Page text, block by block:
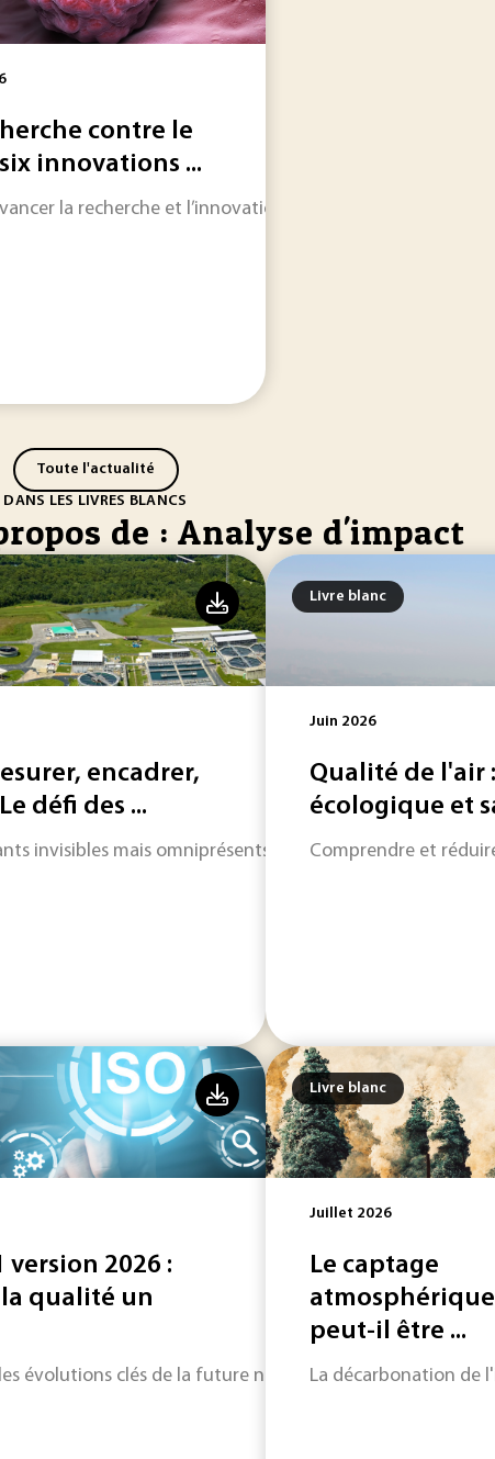
a débuté en début d'année et une troisième
contre le
innovations ...
la recherche et l’innovation, il est capital de faire
Toute l'actualité
DANS LES LIVRES BLANCS
de : Analyse d'impact
comment le Six Sigma transforme vos données en
encadrer,
défi des ...
invisibles mais omniprésents : entre angles morts
Livre blanc
Juin 2026
Qualité de l'air
écologique et
Comprendre et
de détection et de dépollution.
version 2026 :
qualité un
évolutions clés de la future norme ISO 9001 (version
Livre blanc
Juillet 2026
Le captage
atmosphérique
peut-il être ...
La décarbonation de